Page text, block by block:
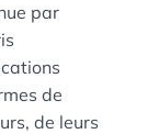
par
de
de leurs